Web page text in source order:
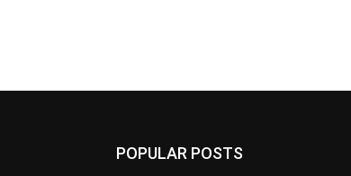
POPULAR POSTS